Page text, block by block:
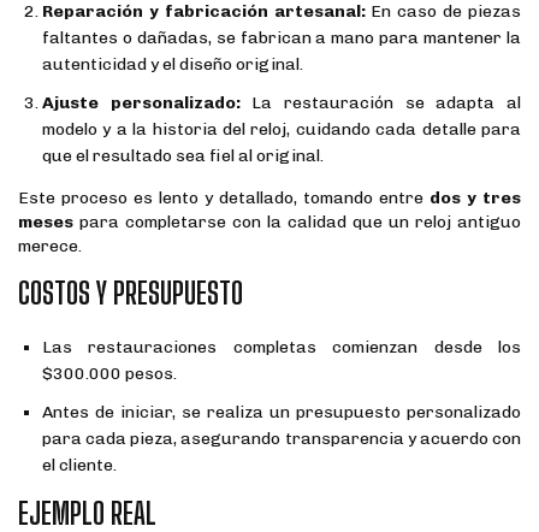
Reparación y fabricación artesanal:En caso de piezas
faltantes o dañadas, se fabrican a mano para mantener la
autenticidad y el diseño original.
Ajuste personalizado:La restauración se adapta al
modelo y a la historia del reloj, cuidando cada detalle para
que el resultado sea fiel al original.
Este proceso es lento y detallado, tomando entre dos y tres
meses para completarse con la calidad que un reloj antiguo
merece.
COSTOS Y PRESUPUESTO
Las restauraciones completas comienzan desde los
$300.000 pesos.
Antes de iniciar, se realiza un presupuesto personalizado
para cada pieza, asegurando transparencia y acuerdo con
el cliente.
EJEMPLO REAL